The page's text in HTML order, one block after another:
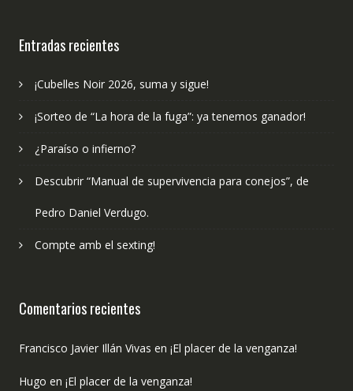
Entradas recientes
¡Cubelles Noir 2026, suma y sigue!
¡Sorteo de “La hora de la fuga”: ya tenemos ganador!
¿Paraíso o infierno?
Descubrir “Manual de supervivencia para conejos”, de
Pedro Daniel Verdugo.
Compte amb el sexting!
Comentarios recientes
Francisco Javier Illán Vivas en ¡El placer de la venganza!
Hugo en ¡El placer de la venganza!